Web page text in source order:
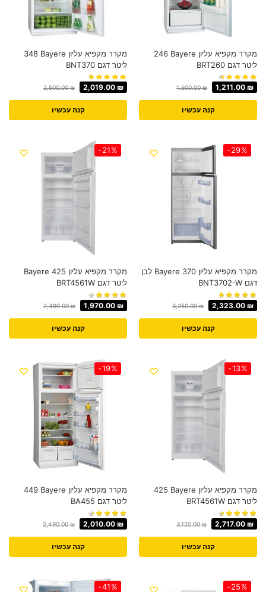
מקרר מקפיא עליון Bayere ‏246
‏ליטר דגם BRT260
1,600.00₪ 1,211.00 ₪
קנה עכשיו
מקרר מקפיא עליון Bayere ‏348
‏ליטר דגם BNT370
2,500.00₪ 2,019.00 ₪
קנה עכשיו
-29%
מקרר מקפיא עליון Bayere 370 לבן
דגם BNT3702-W
3,250.00₪ 2,323.00 ₪
קנה עכשיו
-21%
מקרר מקפיא עליון Bayere 425
‏ליטר דגם BRT4561W
2,490.00₪ 1,970.00 ₪
קנה עכשיו
-13%
מקרר מקפיא עליון Bayere ‏425
ליטר דגם BRT4561W
3,120.00₪ 2,717.00 ₪
קנה עכשיו
-19%
מקרר מקפיא עליון Bayere ‏449
‏ליטר דגם BA455
2,490.00₪ 2,010.00 ₪
קנה עכשיו
-25%
-41%